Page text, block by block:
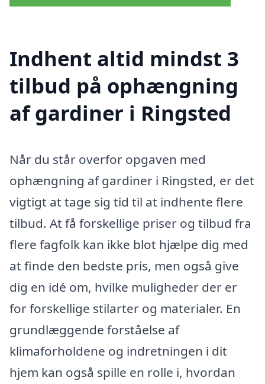
Indhent altid mindst 3
tilbud på ophængning
af gardiner i Ringsted
Når du står overfor opgaven med
ophængning af gardiner i Ringsted, er det
vigtigt at tage sig tid til at indhente flere
tilbud. At få forskellige priser og tilbud fra
flere fagfolk kan ikke blot hjælpe dig med
at finde den bedste pris, men også give
dig en idé om, hvilke muligheder der er
for forskellige stilarter og materialer. En
grundlæggende forståelse af
klimaforholdene og indretningen i dit
hjem kan også spille en rolle i, hvordan